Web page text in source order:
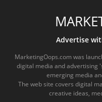
e
b
o
o
k
t
u
b
e
.
Advertise
MarketingOops.com was
digital media and advertising
emerging media
The web site covers digital
creative ideas,